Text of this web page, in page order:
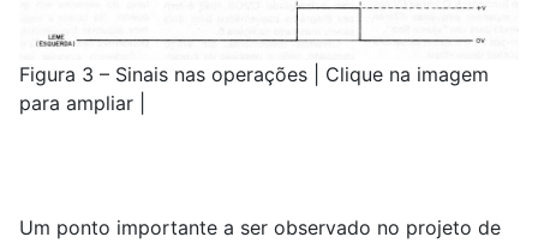
Figura 3 – Sinais nas operações | Clique na imagem
para ampliar |
Um ponto importante a ser observado no projeto de